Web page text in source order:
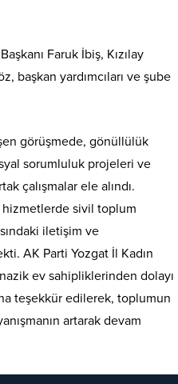
Faruk İbiş, Kızılay
başkan yardımcıları ve şube
görüşmede, gönüllülük
sorumluluk projeleri ve
çalışmalar ele alındı.
hizmetlerde sivil toplum
iletişim ve
AK Parti Yozgat İl Kadın
nazik ev sahipliklerinden dolayı
teşekkür edilerek, toplumun
artarak devam